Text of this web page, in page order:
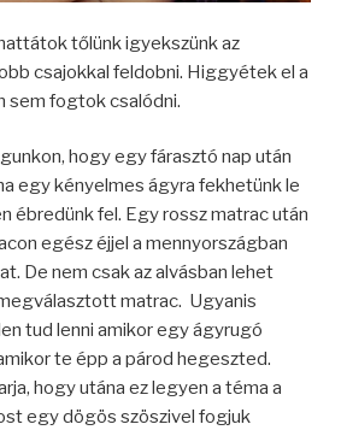
tőlünk igyekszünk az
csajokkal feldobni. Higgyétek el a
sem fogtok csalódni.
hogy egy fárasztó nap után
egy kényelmes ágyra fekhetünk le
ébredünk fel. Egy rossz matrac után
egész éjjel a mennyországban
De nem csak az alvásban lehet
matrac. Ugyanis
tud lenni amikor egy ágyrugó
te épp a párod hegeszted.
hogy utána ez legyen a téma a
egy dögös szöszivel fogjuk